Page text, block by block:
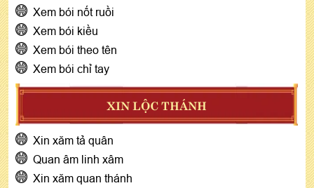
Xem bói nốt ruồi
Xem bói kiều
Xem bói theo tên
Xem bói chỉ tay
XIN LỘC THÁNH
Xin xăm tả quân
Quan âm linh xâm
Xin xăm quan thánh